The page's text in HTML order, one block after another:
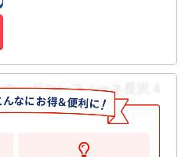
ッドコンフィーネ長沢４